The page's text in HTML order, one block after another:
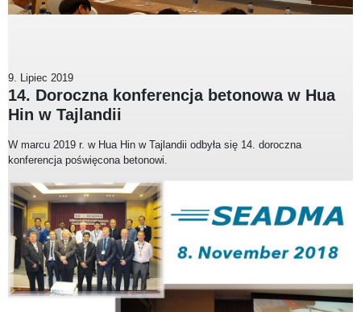
9. Lipiec 2019
14. Doroczna konferencja betonowa w Hua
Hin w Tajlandii
W marcu 2019 r. w Hua Hin w Tajlandii odbyła się 14. doroczna
konferencja poświęcona betonowi.